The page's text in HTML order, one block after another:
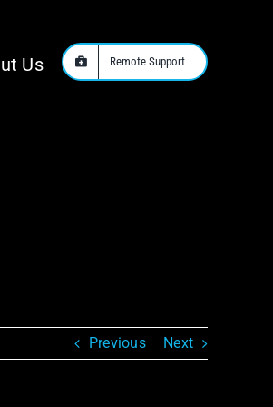
Us Remote Support
Previous Next